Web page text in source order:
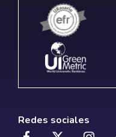
Redes sociales